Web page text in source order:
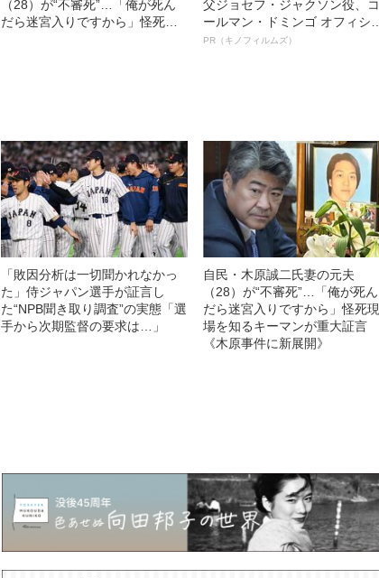
（28）が“不審死”…「俺が死ん
だら迷宮入りですから」怪死現
父ジョセフ・ジャクソン役、コ
ールマン・ドミンゴ オフィシャ
ルインタビュー“観客を魅了した
PR（キノフィルムズ）
「敗因分析は一切聞かれなかっ
た」侍ジャパン選手が証言し
た“NPB聞き取り調査”の実態「選
手から次期監督の要求は…」
自民・木原誠二氏妻の元夫
（28）が“不審死”…「俺が死ん
だら迷宮入りですから」怪死現
場を知るキーマンが重大証言
《木原事件に新展開》